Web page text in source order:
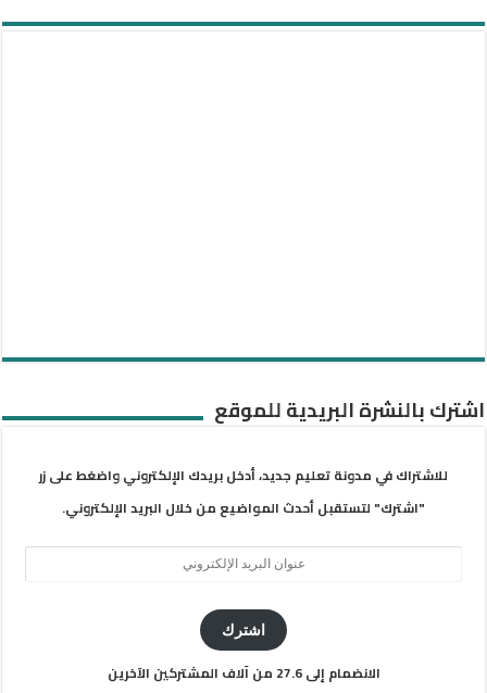
اشترك بالنشرة البريدية للموقع
للاشتراك في مدونة تعليم جديد، أدخل بريدك الإلكتروني واضغط على زر
"اشترك" لتستقبل أحدث المواضيع من خلال البريد الإلكتروني.
اشترك
الانضمام إلى 27.6 من آلاف المشتركين الآخرين